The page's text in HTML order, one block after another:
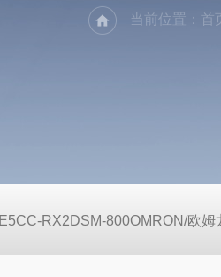
当前位置： 首
E5CC-RX2DSM-800OMRON/欧